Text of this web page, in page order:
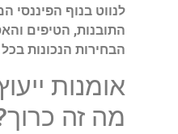
לנווט בנוף
התובנות, הטיפים
הבחירות הנכונות
אומנות
מה זה